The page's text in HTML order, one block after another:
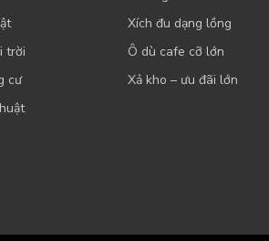
trời
cư
Xích đu dạng lồng
Ô dù cafe cỡ lớn
Xả kho – ưu đãi lớn